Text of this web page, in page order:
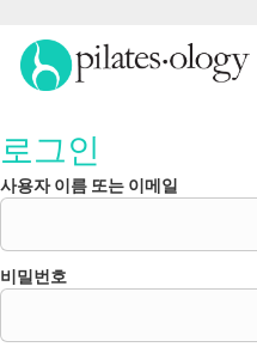
로그인
사용자 이름 또는 이메일
비밀번호